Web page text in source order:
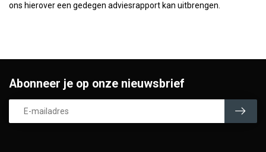
ons hierover een gedegen adviesrapport kan uitbrengen.
Abonneer je op onze nieuwsbrief